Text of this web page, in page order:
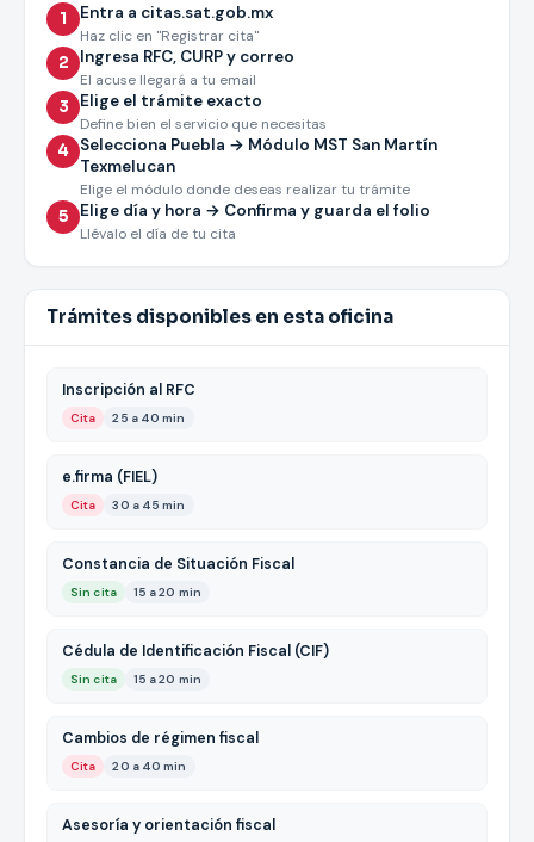
1 Entra a citas.sat.gob.mx
Haz clic en "Registrar cita"
2 Ingresa RFC, CURP y correo
El acuse llegará a tu email
3 Elige el trámite exacto
Define bien el servicio que necesitas
4 Selecciona Puebla → Módulo MST San Martín
Texmelucan
Elige el módulo donde deseas realizar tu trámite
5 Elige día y hora → Confirma y guarda el folio
Llévalo el día de tu cita
Trámites disponibles en esta oficina
Inscripción al RFC
Cita 25 a 40 min
e.firma (FIEL)
Cita 30 a 45 min
Constancia de Situación Fiscal
Sin cita 15 a 20 min
Cédula de Identificación Fiscal (CIF)
Sin cita 15 a 20 min
Cambios de régimen fiscal
Cita 20 a 40 min
Asesoría y orientación fiscal